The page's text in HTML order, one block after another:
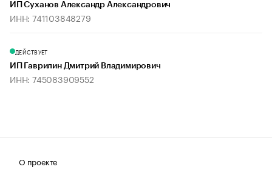
ИП Суханов Александр Александрович
ИНН: 741103848279
ДЕЙСТВУЕТ
ИП Гаврилин Дмитрий Владимирович
ИНН: 745083909552
О проекте